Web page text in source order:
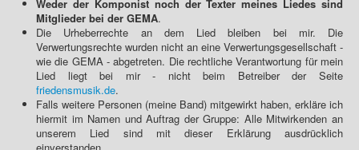
Weder der Komponist noch der Texter meines Liedes sind
Mitglieder bei der GEMA.
Die Urheberrechte an dem Lied bleiben bei mir. Die
Verwertungsrechte wurden nicht an eine Verwertungsgesellschaft -
wie die GEMA - abgetreten. Die rechtliche Verantwortung für mein
Lied liegt bei mir - nicht beim Betreiber der Seite
friedensmusik.de.
Falls weitere Personen (meine Band) mitgewirkt haben, erkläre ich
hiermit im Namen und Auftrag der Gruppe: Alle Mitwirkenden an
unserem Lied sind mit dieser Erklärung ausdrücklich